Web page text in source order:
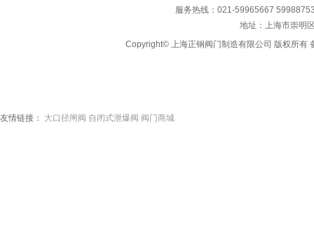
服务热线：021-59965667
地址：上海市崇明
Copyright© 上海正钢阀门制造有限公司 版权所有
友情链接： 大口径闸阀 自闭式泄爆阀 阀门商城